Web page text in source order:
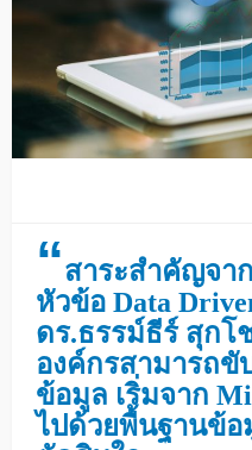
“สาระสำคัญจา
หัวข้อ Data
ดร.ธรรม์ธีร์ สุกโ
องค์กรสามารถขั
ข้อมูล เริ่มจาก
ไปด้วยพื้นฐานข้